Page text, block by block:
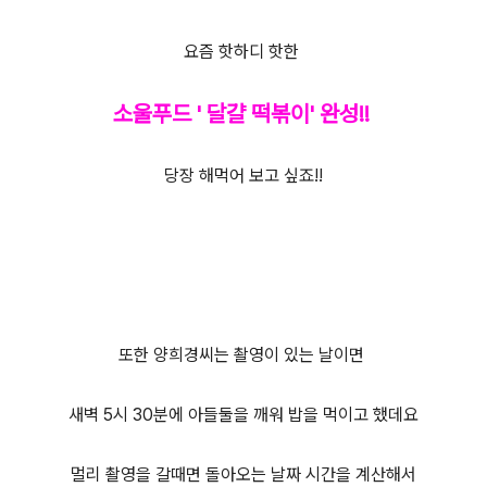
요즘 핫하디 핫한
소울푸드 ' 달걀 떡볶이' 완성!!
당장 해먹어 보고 싶죠!!
또한 양희경씨는 촬영이 있는 날이면
새벽 5시 30분에 아들둘을 깨워 밥을 먹이고 했데요
멀리 촬영을 갈때면 돌아오는 날짜 시간을 계산해서